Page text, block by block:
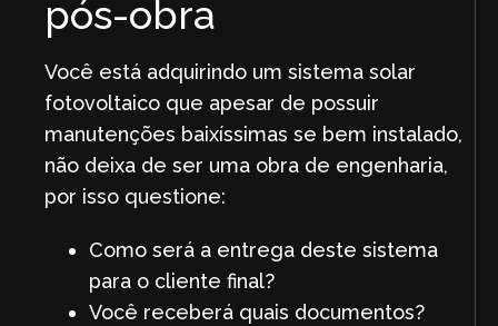
pós-obra
Você está adquirindo um sistema solar
fotovoltaico que apesar de possuir
manutenções baixíssimas se bem instalado,
não deixa de ser uma obra de engenharia,
por isso questione:
Como será a entrega deste sistema
para o cliente final?
Você receberá quais documentos?